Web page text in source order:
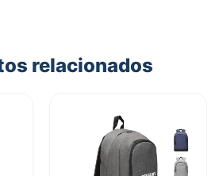
relacionados